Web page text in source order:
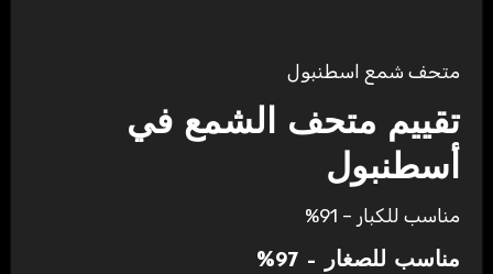
متحف شمع اسطنبول
تقييم متحف الشمع في
أسطنبول
مناسب للكبار – 91%
مناسب للصغار – 97%